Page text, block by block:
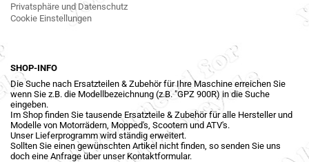
Privatsphäre und Datenschutz
Cookie Einstellungen
SHOP-INFO
Die Suche nach Ersatzteilen & Zubehör für Ihre Maschine erreichen Sie
wenn Sie z.B. die Modellbezeichnung (z.B. "GPZ 900R) in die Suche
eingeben.
Im Shop finden Sie tausende Ersatzteile & Zubehör für alle Hersteller und
Modelle von Motorrädern, Mopped's, Scootern und ATV's.
Unser Lieferprogramm wird ständig erweitert.
Sollten Sie einen gewünschten Artikel nicht finden, so senden Sie uns
doch eine Anfrage über unser Kontaktformular.